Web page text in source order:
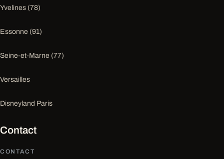
Yvelines (78)
Essonne (91)
Seine-et-Marne (77)
Versailles
Disneyland Paris
Contact
CONTACT